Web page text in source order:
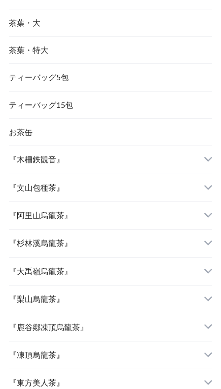
『大禹嶺烏龍茶』
『梨山烏龍茶』
『東方美人茶』
『金萱茶』
『茉莉花茶（ジャスミン茶）』
茶葉・大
茶葉・特大
ティーバッグ5包
ティーバッグ15包
お茶缶
『木柵鉄観音』
『文山包種茶』
『阿里山烏龍茶』
『杉林溪烏龍茶』
『大禹嶺烏龍茶』
『梨山烏龍茶』
『鹿谷鄕凍頂烏龍茶』
『凍頂烏龍茶』
『東方美人茶』